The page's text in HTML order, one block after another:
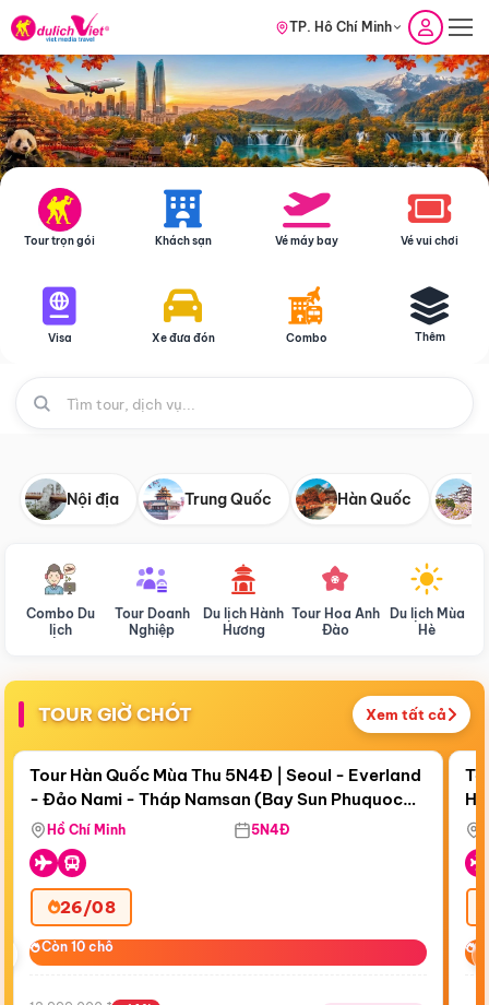
TP. Hồ Chí Minh
Tour trọn gói Khách sạn Vé máy bay Vé vui chơi
Visa Xe đưa đón Combo Thêm
Nội địa Trung Quốc Hàn Quốc
Combo Du
lịch
Tour Doanh
Nghiệp
Du lịch Hành
Hương
Tour Hoa Anh
Đào
Du lịch Mùa
Hè
TOUR GIỜ CHÓT Xem tất cả
Còn19 ngày 04:58:02
Điểm nổi bật
Tour Hàn Quốc Mùa Thu 5N4Đ | Seoul - Everland
- Đảo Nami - Tháp Namsan (Bay Sun Phuquoc
Airways)
Hồ Chí Minh 5N4Đ
26/08
Còn 10 chỗ
Còn 10 chỗ